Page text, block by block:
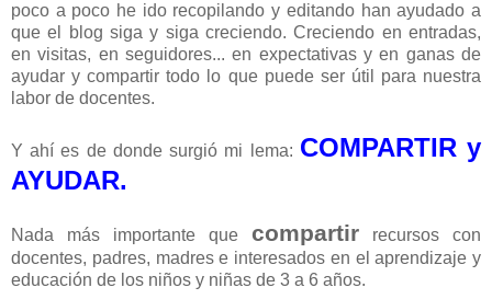
poco a poco he ido recopilando y editando han ayudado a
que el blog siga y siga creciendo. Creciendo en entradas,
en visitas, en seguidores... en expectativas y en ganas de
ayudar y compartir todo lo que puede ser útil para nuestra
labor de docentes.
Y ahí es de donde surgió mi lema: COMPARTIR y
AYUDAR.
Nada más importante que compartir recursos con
docentes, padres, madres e interesados en el aprendizaje y
educación de los niños y niñas de 3 a 6 años.